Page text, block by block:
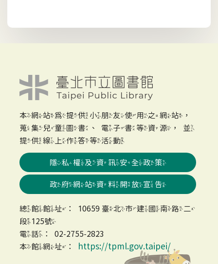
本網站為提供小朋友使用之網站，
蒐集兒童圖書、電子書等資源，並
提供線上作答等活動
隱私權及資訊安全政策
政府網站資料開放宣告
總館館址：10659 臺北市建國南路二
段125號
電話：02-2755-2823
本館網址：
https://tpml.gov.taipei/